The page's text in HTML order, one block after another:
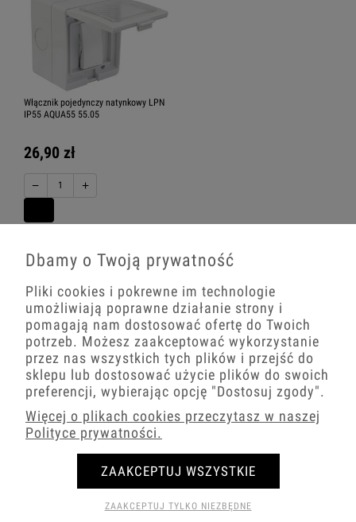
Włącznik pojedynczy natynkowy LPN
IP55 AQUA55 55.05
26,90 zł
− +
5.0
Ocena
Na podstawie
1724opiniiz całego okresu
Jak zbieramy opinie?
Michał
zweryfikowano
Bardzo sprawnie zrealizowana
przesyłka. Obsługa taka, jak należy.
Super poradzili sobie z
niestandardowym rozmiarze.
0 0
Dbamy o Twoją prywatność
Pliki cookies i pokrewne im technologie
umożliwiają poprawne działanie strony i
pomagają nam dostosować ofertę do Twoich
potrzeb. Możesz zaakceptować wykorzystanie
przez nas wszystkich tych plików i przejść do
sklepu lub dostosować użycie plików do swoich
preferencji, wybierając opcję "Dostosuj zgody".
Więcej o plikach cookies przeczytasz w naszej
Polityce prywatności.
ZAAKCEPTUJ TYLKO NIEZBĘDNE
ZAAKCEPTUJ WSZYSTKIE